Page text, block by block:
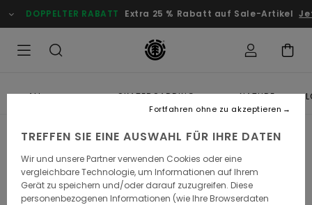
DOPPELTER RABATT Extra 25 % Rabatt auf Sale-Artikel
ALL SKATEBOARDING NATURE
TREFFEN SIE EINE AUSWAHL FÜR IHRE DATEN
Wir und unsere Partner verwenden Cookies oder eine
vergleichbare Technologie, um Informationen auf Ihrem
Gerät zu speichern und/oder darauf zuzugreifen. Diese
personenbezogenen Informationen (wie Ihre Browserdaten
Fortfahren ohne zu akzeptieren